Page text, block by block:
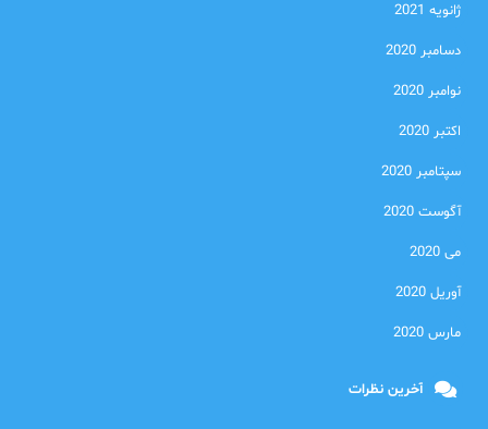
ژانویه 2021
دسامبر 2020
نوامبر 2020
اکتبر 2020
سپتامبر 2020
آگوست 2020
می 2020
آوریل 2020
مارس 2020
آخرین نظرات